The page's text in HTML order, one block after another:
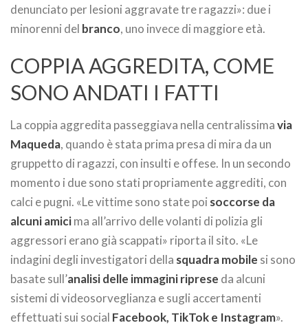
denunciato per lesioni aggravate tre ragazzi»: due i
minorenni del branco, uno invece di maggiore età.
COPPIA AGGREDITA, COME
SONO ANDATI I FATTI
La coppia aggredita passeggiava nella centralissimavia
Maqueda, quando è stata prima presa di mira da un
gruppetto di ragazzi, con insulti e offese. In un secondo
momento i due sono stati propriamente aggrediti, con
calci e pugni. «Le vittime sono state poi soccorse da
alcuni amicima all’arrivo delle volanti di polizia gli
aggressori erano già scappati» riporta il sito. «Le
indagini degli investigatori della squadra mobile si sono
basate sull’analisi delle immagini riprese da alcuni
sistemi di videosorveglianza e sugli accertamenti
effettuati sui social Facebook, TikTok e Instagram».